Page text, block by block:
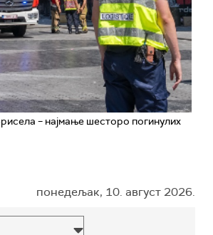
– најмање шесторо погинулих
понедељак, 10. август 2026.